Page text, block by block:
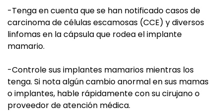
-Tenga en cuenta que se han notificado casos de
carcinoma de células escamosas (CCE) y diversos
linfomas en la cápsula que rodea el implante
mamario.
-Controle sus implantes mamarios mientras los
tenga. Si nota algún cambio anormal en sus mamas
o implantes, hable rápidamente con su cirujano o
proveedor de atención médica.